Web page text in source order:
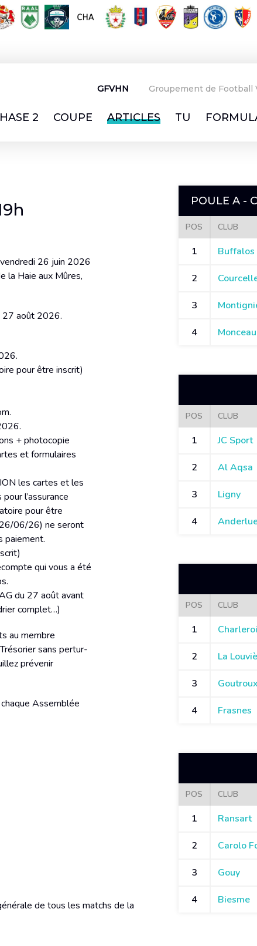
GFVHN Groupement de Football
2 COUPE ARTICLES TU
vendredi 26 juin 2026
la Haie aux Mûres,
27 août 2026.
pour être inscrit)
+ photocopie
et formulaires
les cartes et les
l’assurance
pour être
26/06/26) ne seront
paiement.
qui vous a été
du 27 août avant
complet…)
au membre
sans pertur-
prévenir
Assemblée
de tous les matchs de la
POULE A -
POS CLUB
1 Buffalos
2
3
4 Monceau
POS CLUB
1 JC Sport
2 Al Aqsa
3 Ligny
4
POS CLUB
1 Charleroi
2 La
3 Goutroux
4 Frasnes
POS CLUB
1 Ransart
2 Carolo
3 Gouy
4 Biesme